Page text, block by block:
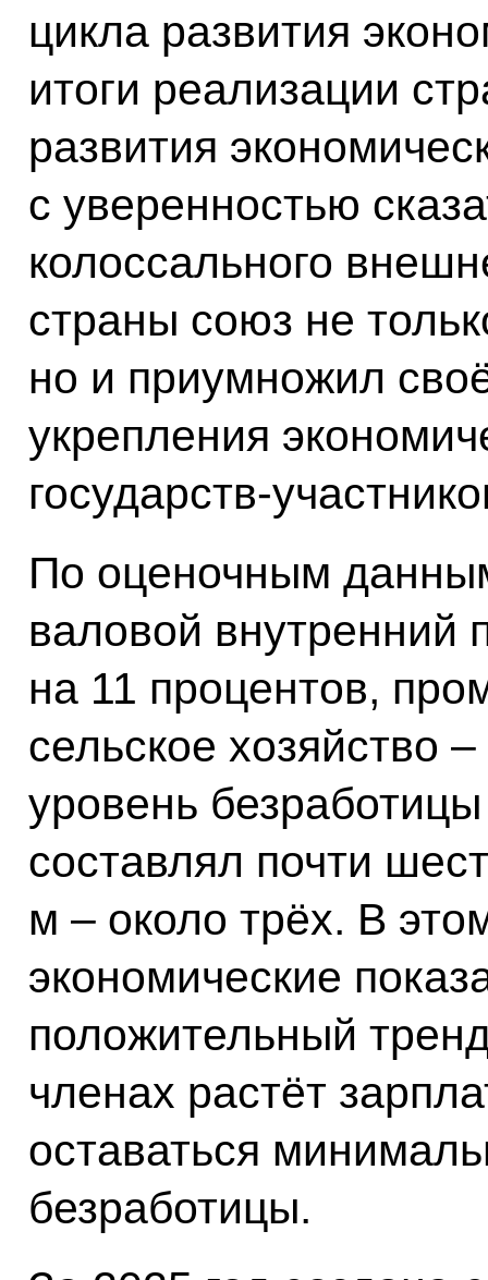
цикла развития
итоги реализации
развития
с уверенностью
колоссального
страны союз не
но и приумножил
укрепления
государств-
По оценочным
валовой внутренний
на 11 процентов,
сельское хозяйство
уровень
составлял почти
м – около трёх. В
экономические
положительный
членах растёт
оставаться
безработицы.